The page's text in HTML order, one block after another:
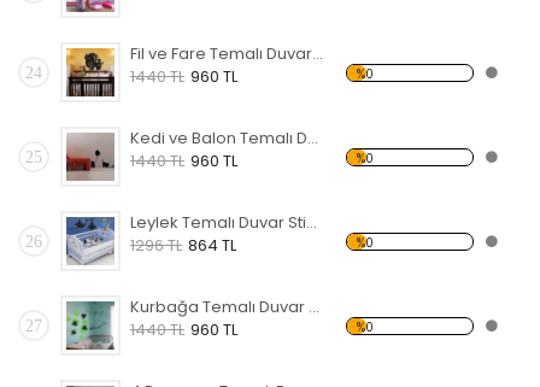
24
Fil ve Fare Temalı Duvar Sticker
1440 TL 960 TL %0
25
Kedi ve Balon Temalı Duvar Sticker
1440 TL 960 TL %0
26
Leylek Temalı Duvar Sticker
1296 TL 864 TL %0
27
Kurbağa Temalı Duvar Sticker
1440 TL 960 TL %0